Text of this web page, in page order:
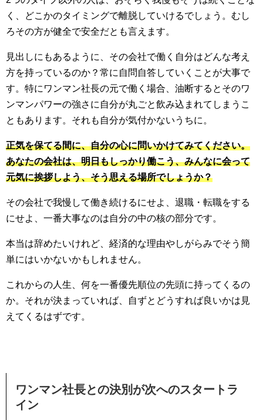
く、どこかのタイミングで離脱していけるでしょう。むし
ろその方が健全で安全だとも言えます。
見出しにもあるように、その会社で働く自分はどんな考え
方を持っているのか？常に自問自答していくことが大事で
す。特にワンマン社長の元で働く場合、油断するとそのワ
ンマンパワーの強さに自分が丸ごと飲み込まれてしまうこ
ともあります。それも自分が気付かないうちに。
正気を保てる間に、自分の心に問いかけてみてください。
あなたの会社は、明日もしっかり働こう、みんなに会って
元気に挨拶しよう、そう思える場所でしょうか？
その会社で我慢して働き続けるにせよ、退職・転職をする
にせよ、一番大事なのは自分の中の核の部分です。
本当は辞めたいけれど、経済的な理由やしがらみでそう簡
単にはいかないかもしれません。
これからの人生、何を一番優先順位の先頭に持ってくるの
か。それが決まっていれば、自ずとどうすれば良いかは見
えてくるはずです。
ワンマン社長との決別が次へのスタートラ
イン